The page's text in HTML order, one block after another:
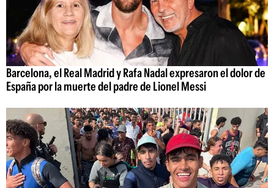
Barcelona, el Real Madrid y Rafa Nadal expresaron el dolor de
España por la muerte del padre de Lionel Messi